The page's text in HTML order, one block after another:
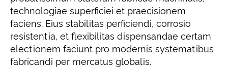
technologiae superficiei et praecisionem
faciens. Eius stabilitas perficiendi, corrosio
resistentia, et flexibilitas dispensandae certam
electionem faciunt pro modernis systematibus
fabricandi per mercatus globalis.